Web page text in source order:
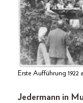
Erste Aufführung
Jedermann in